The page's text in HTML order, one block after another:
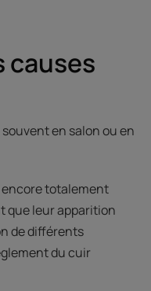
causes
en salon ou en
encore totalement
que leur apparition
de différents
du cuir